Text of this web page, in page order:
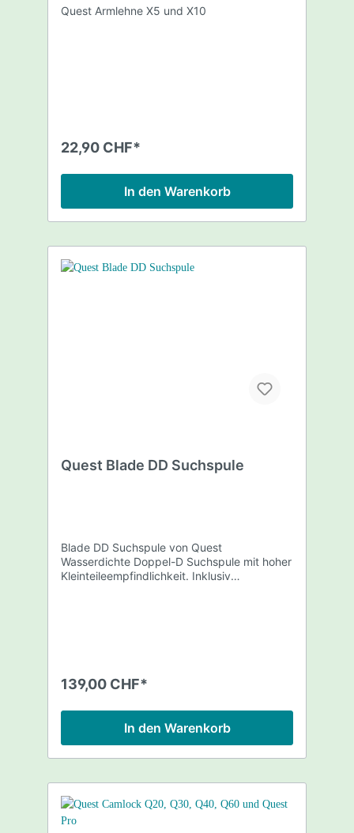
Quest Armlehne X5 und X10
22,90 CHF*
In den Warenkorb
Quest Blade DD Suchspule
Blade DD Suchspule von Quest
Wasserdichte Doppel-D Suchspule mit hoher
Kleinteileempfindlichkeit. Inklusiv
139,00 CHF*
In den Warenkorb